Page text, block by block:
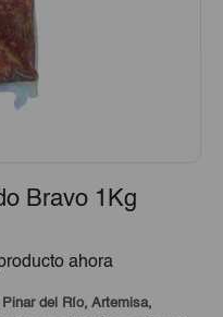
Bravo 1Kg
ahora
del Río, Artemisa,